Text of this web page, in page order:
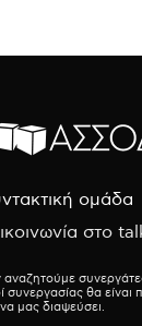
ομάδα
στο
αναζητούμε
συνεργασίας θα
να μας διαψεύσει.